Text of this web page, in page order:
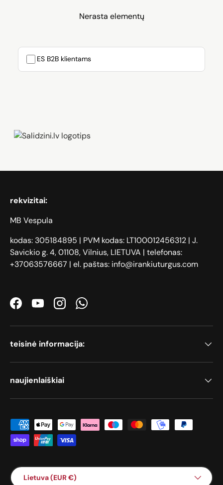
Nerasta elementų
ES B2B klientams
Zāģi, iPhone, Dyson, Mobilie
rekvizitai:
MB Vespula
kodas: 305184895 | PVM kodas: LT100012456312 | J.
Savickio g. 4, 01108, Vilnius, LIETUVA | telefonas:
+37063576667 | el. paštas: info@irankiuturgus.com
FacebookYouTubeInstagramWhatsApp
teisinė informacija:
naujienlaiškiai
Priimami mokėjimo būdai
Šalis / Regionas
Lietuva (EUR €)